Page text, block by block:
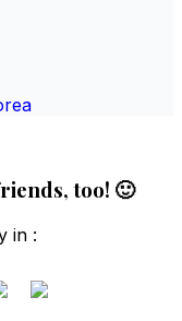
too! 🙂
in :